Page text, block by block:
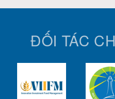
ĐỐI TÁC